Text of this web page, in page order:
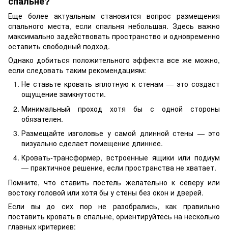
Еще более актуальным становится вопрос размещения
спального места, если спальня небольшая. Здесь важно
максимально задействовать пространство и одновременно
оставить свободный подход.
Однако добиться положительного эффекта все же можно,
если следовать таким рекомендациям:
Не ставьте кровать вплотную к стенам — это создаст
ощущение замкнутости.
Минимальный проход хотя бы с одной стороны
обязателен.
Размещайте изголовье у самой длинной стены — это
визуально сделает помещение длиннее.
Кровать-трансформер, встроенные ящики или подиум
— практичное решение, если пространства не хватает.
Помните, что ставить постель желательно к северу или
востоку головой или хотя бы у стены без окон и дверей.
Если вы до сих пор не разобрались, как правильно
поставить кровать в спальне, ориентируйтесь на несколько
главных критериев: